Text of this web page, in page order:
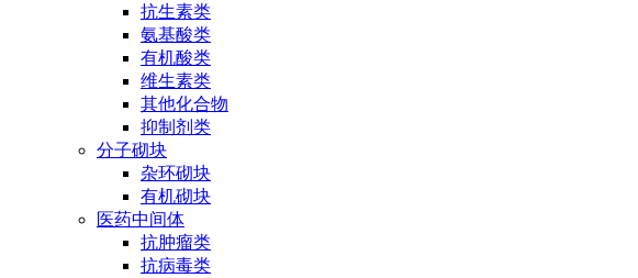
抗生素类
氨基酸类
有机酸类
维生素类
其他化合物
抑制剂类
分子砌块
杂环砌块
有机砌块
医药中间体
抗肿瘤类
抗病毒类